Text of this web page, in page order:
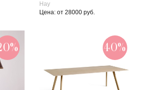
Hay
Цена: от 28000 руб.
40%